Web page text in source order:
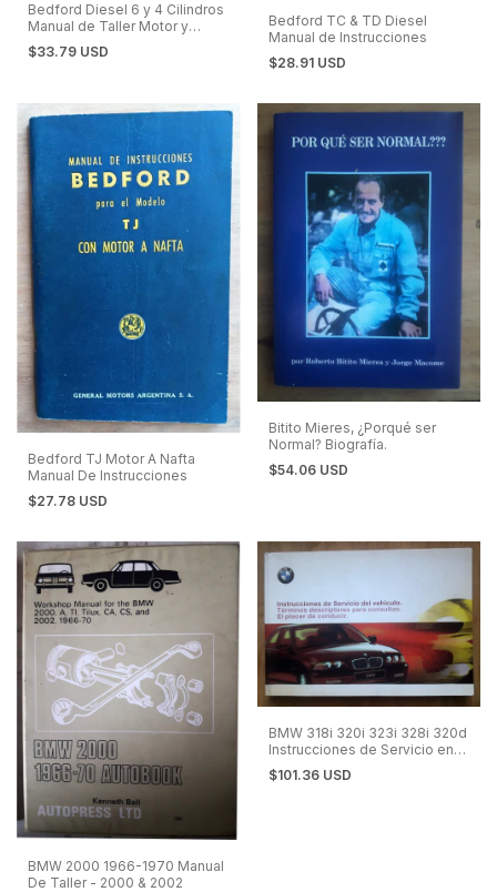
Bedford Diesel 6 y 4 Cilindros
Manual de Taller Motor y
Embrague
$33.79 USD
Bedford TC & TD Diesel
Manual de Instrucciones
$28.91 USD
Bedford TJ Motor A Nafta
Manual De Instrucciones
$27.78 USD
Bitito Mieres, ¿Porqué ser
Normal? Biografía.
$54.06 USD
BMW 2000 1966-1970 Manual
De Taller - 2000 & 2002
BMW 318i 320i 323i 328i 320d
Instrucciones de Servicio en
Español 1998
$101.36 USD